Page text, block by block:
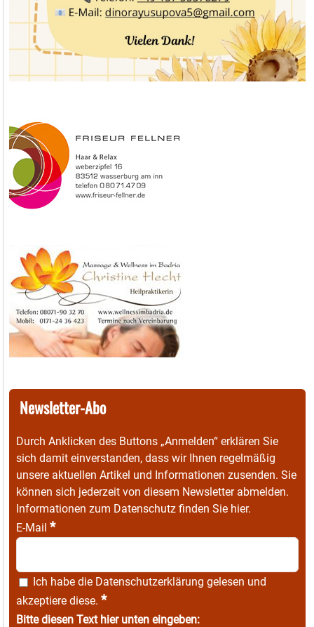
Newsletter-Abo
Durch Anklicken des Buttons „Anmelden“ erklären Sie
sich damit einverstanden, dass wir Ihnen regelmäßig
unsere aktuellen Artikel und Informationen zusenden. Sie
können sich jederzeit von diesem Newsletter abmelden.
Informationen zum Datenschutz finden Sie hier.
E-Mail *
Ich habe die Datenschutzerklärung gelesen und
akzeptiere diese. *
Bitte diesen Text hier unten eingeben: